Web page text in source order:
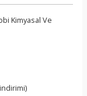
Kimyasal Ve